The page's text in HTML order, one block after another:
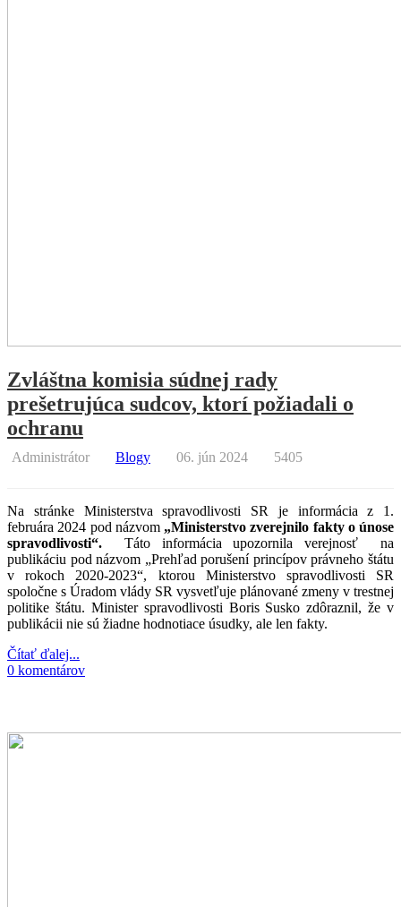
Zvláštna komisia súdnej rady
prešetrujúca sudcov, ktorí požiadali o
ochranu
Administrátor Blogy 06. jún 2024 5405
Na stránke Ministerstva spravodlivosti SR je informácia z 1.
februára 2024 pod názvom „Ministerstvo zverejnilo fakty o únose
spravodlivosti“.Táto informácia upozornila verejnosť
na
publikáciu pod názvom „Prehľad porušení princípov právneho štátu
v rokoch 2020-2023“, ktorou Ministerstvo spravodlivosti SR
spoločne s Úradom vlády SR vysvetľuje plánované zmeny v trestnej
politike štátu. Minister spravodlivosti Boris Susko zdôraznil, že v
publikácii nie sú žiadne hodnotiace úsudky, ale len fakty.
Čítať ďalej...
0 komentárov